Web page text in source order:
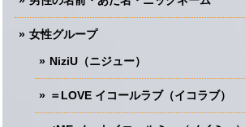
女性グループ
NiziU（ニジュー）
＝LOVE イコールラブ（イコラブ）